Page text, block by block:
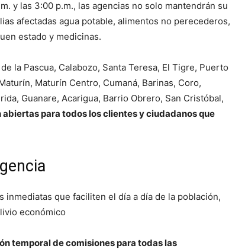
y las 3:00 p.m., las agencias no solo mantendrán su
afectadas agua potable, alimentos no perecederos,
estado y medicinas.
la Pascua, Calabozo, Santa Teresa, El Tigre, Puerto
Maturín Centro, Cumaná, Barinas, Coro,
Guanare, Acarigua, Barrio Obrero, San Cristóbal,
abiertas para todos los clientes y ciudadanos que
que faciliten el día a día de la población,
económico
temporal de comisiones para todas las